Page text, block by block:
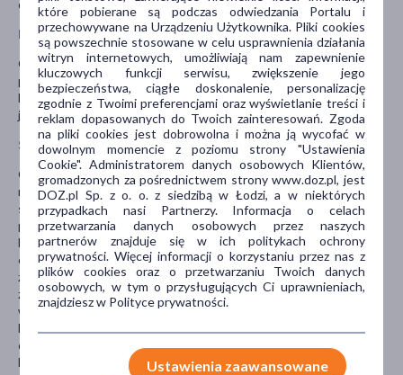
doświadczeniem w dziedzinie onkologii lub hematologii.
Poinformuj lekarza:
Gdy masz nadwrażliwość na którykolwiek ze składników
preparatu, zaburzenia funkcji szpiku kostnego. Gdy przyjmujesz
leki hamujące funkcje szpiku. Gdy jesteś lub przypuszczasz, że
jesteś w ciąży, a także gdy karmisz piersią.
Skutki uboczne:
Odwracalne zahamowanie czynności krwiotwórczej szpiku -
niedokrwistość, po kilku dniach po przerwaniu leczenia czynność
szpiku powraca do normy. Zaburzenia ze strony przewodu
pokarmowego: brak łaknienia, nudności, wymioty, bóle brzucha,
biegunka. Skórne odczyny uczuleniowe, zapalenie jamy ustnej,
obrzęk płuc, bóle i zawroty głowy, zmniejszenie stężenia żelaza i
zwiększenie stężenia kwasu moczowego we krwi. Bardzo rzadko:
zaburzenia czynności nerek i oddawania moczu, wypadanie
włosów, zaburzenia miesiączkowania, całkowity brak plemników.
Duże dawki mogą spowodować senność oraz wystąpienie
objawów neurologicznych i psychicznych jak: dezorientacja,
halucynacje, drgawki.
które pobierane są podczas odwiedzania Portalu i
przechowywane na Urządzeniu Użytkownika. Pliki cookies
są powszechnie stosowane w celu usprawnienia działania
witryn internetowych, umożliwiają nam zapewnienie
kluczowych funkcji serwisu, zwiększenie jego
bezpieczeństwa, ciągłe doskonalenie, personalizację
zgodnie z Twoimi preferencjami oraz wyświetlanie treści i
reklam dopasowanych do Twoich zainteresowań. Zgoda
na pliki cookies jest dobrowolna i można ją wycofać w
dowolnym momencie z poziomu strony "Ustawienia
Cookie". Administratorem danych osobowych Klientów,
gromadzonych za pośrednictwem strony www.doz.pl, jest
DOZ.pl Sp. z o. o. z siedzibą w Łodzi, a w niektórych
przypadkach nasi Partnerzy. Informacja o celach
przetwarzania danych osobowych przez naszych
partnerów znajduje się w ich politykach ochrony
prywatności. Więcej informacji o korzystaniu przez nas z
plików cookies oraz o przetwarzaniu Twoich danych
osobowych, w tym o przysługujących Ci uprawnieniach,
znajdziesz w Polityce prywatności.
Ustawienia zaawansowane